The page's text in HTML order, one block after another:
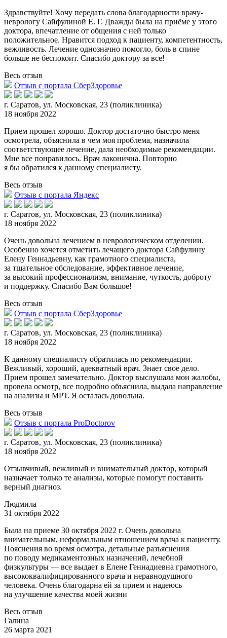
Здравствуйте! Хочу передать слова благодарности врачу-
неврологу Сайфулиной Е. Г. Дважды была на приёме у этого
доктора, впечатление от общения с ней только
положительное. Нравится подход к пациенту, компетентность,
вежливость. Лечение однозначно помогло, боль в спине
больше не беспокоит. Спасибо доктору за все!
Весь отзыв
Отзыв с портала СберЗдоровье
г. Саратов, ул. Московская, 23 (поликлиника)
18 ноября 2022
Прием прошел хорошо. Доктор достаточно быстро меня
осмотрела, объяснила в чем моя проблема, назначила
соответствующее лечение, дала необходимые рекомендации.
Мне все понравилось. Врач лаконична. Повторно
я бы обратился к данному специалисту.
Весь отзыв
Отзыв с портала Яндекс
г. Саратов, ул. Московская, 23 (поликлиника)
18 ноября 2022
Очень довольна лечением в неврологическом отделении.
Особенно хочется отметить лечащего доктора Сайфулину
Елену Геннадьевну, как грамотного специалиста,
за тщательное обследование, эффективное лечение,
за высокий профессионализм, внимание, чуткость, доброту
и поддержку. Спасибо Вам большое!
Весь отзыв
Отзыв с портала СберЗдоровье
г. Саратов, ул. Московская, 23 (поликлиника)
18 ноября 2022
К данному специалисту обратилась по рекомендации.
Вежливый, хороший, адекватный врач. Знает свое дело.
Прием прошел замечательно. Доктор выслушала мои жалобы,
провела осмотр, все подробно объяснила, выдала направление
на анализы и МРТ. Я осталась довольна.
Весь отзыв
Отзыв с портала ProDoctorov
г. Саратов, ул. Московская, 23 (поликлиника)
18 ноября 2022
Отзывчивый, вежливый и внимательный доктор, который
назначает только те анализы, которые помогут поставить
верный диагноз.
Людмила
31 октября 2022
Была на приеме 30 октября 2022 г. Очень довольна
внимательным, неформальным отношением врача к пациенту.
Пояснения во время осмотра, детальные разъяснения
по поводу медикаментозных назначений, лечебной
физкультуры — все выдает в Елене Геннадиевна грамотного,
высококвалифицированного врача и неравнодушного
человека. Очень благодарна ей за прием и надеюсь
на улучшение качества моей жизни
Весь отзыв
Галина
26 марта 2021